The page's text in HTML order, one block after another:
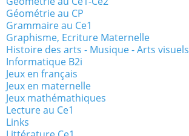
Géométrie au CP
Grammaire au Ce1
Graphisme, Ecriture Maternelle
Histoire des arts - Musique - Arts visuels
Informatique B2i
Jeux en français
Jeux en maternelle
Jeux mathémathiques
Lecture au Ce1
Links